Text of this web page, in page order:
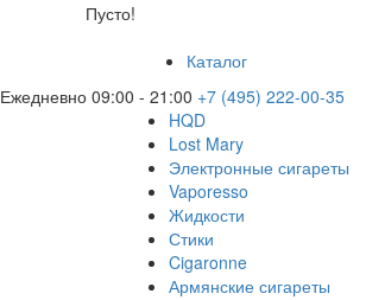
Пусто!
Каталог
Ежедневно 09:00 - 21:00 +7 (495) 222-00-35
HQD
Lost Mary
Электронные сигареты
Vaporesso
Жидкости
Стики
Cigaronne
Армянские сигареты